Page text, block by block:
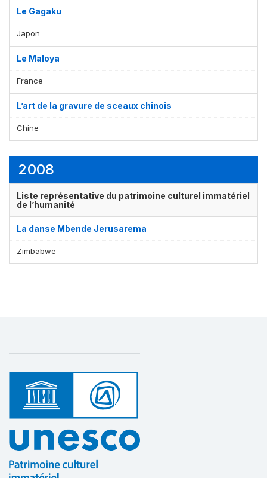
Le Gagaku
Japon
Le Maloya
France
L’art de la gravure de sceaux chinois
Chine
2008
Liste représentative du patrimoine culturel immatériel
de l’humanité
La danse Mbende Jerusarema
Zimbabwe